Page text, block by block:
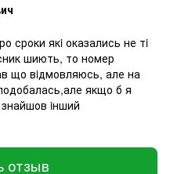
сроки якi оказались не тi
шиють, то номер
що вiдмовляюсь, але на
якщо б я
iнший
отзыв